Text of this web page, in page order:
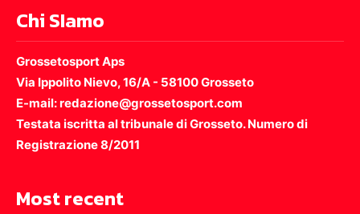
Chi SIamo
Grossetosport Aps
Via Ippolito Nievo, 16/A - 58100 Grosseto
E-mail: redazione@grossetosport.com
Testata iscritta al tribunale di Grosseto. Numero di
Registrazione 8/2011
Most recent